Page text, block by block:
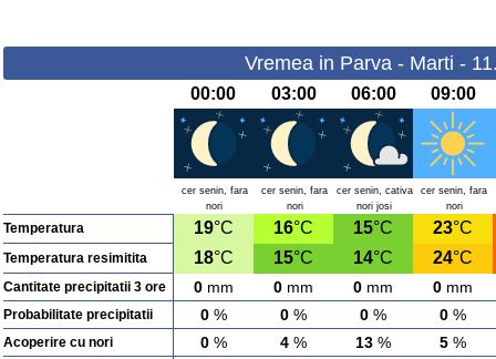
Vremea in Parva - Marti -
00:00 03:00 06:00 09:00
cer senin, fara
nori
cer senin, fara
nori
cer senin, cativa
nori josi
cer senin, fara
nori
Temperatura 19°C 16°C 15°C 23°C
Temperatura resimitita 18°C 15°C 14°C 24°C
Cantitate precipitatii 3 ore 0 mm 0 mm 0 mm 0 mm
Probabilitate precipitatii 0 % 0 % 0 % 0 %
Acoperire cu nori 0 % 4 % 13 % 5 %